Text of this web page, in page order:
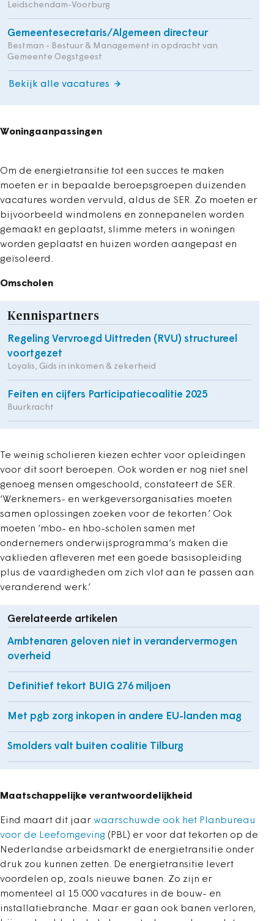
Leidschendam-Voorburg
Gemeentesecretaris/Algemeen directeur
Bestman - Bestuur & Management in opdracht van
Gemeente Oegstgeest
Bekijk alle vacatures
Woningaanpassingen
Om de energietransitie tot een succes te maken
moeten er in bepaalde beroepsgroepen duizenden
vacatures worden vervuld, aldus de SER. Zo moeten er
bijvoorbeeld windmolens en zonnepanelen worden
gemaakt en geplaatst, slimme meters in woningen
worden geplaatst en huizen worden aangepast en
geïsoleerd.
Omscholen
Kennispartners
Regeling Vervroegd Uittreden (RVU) structureel
voortgezet
Loyalis, Gids in inkomen & zekerheid
Feiten en cijfers Participatiecoalitie 2025
Buurkracht
Te weinig scholieren kiezen echter voor opleidingen
voor dit soort beroepen. Ook worden er nog niet snel
genoeg mensen omgeschoold, constateert de SER.
‘Werknemers- en werkgeversorganisaties moeten
samen oplossingen zoeken voor de tekorten.’ Ook
moeten ‘mbo- en hbo-scholen samen met
ondernemers onderwijsprogramma’s maken die
vaklieden afleveren met een goede basisopleiding
plus de vaardigheden om zich vlot aan te passen aan
veranderend werk.’
Gerelateerde artikelen
Ambtenaren geloven niet in verandervermogen
overheid
Definitief tekort BUIG 276 miljoen
Met pgb zorg inkopen in andere EU-landen mag
Smolders valt buiten coalitie Tilburg
Maatschappelijke verantwoordelijkheid
Eind maart dit jaar waarschuwde ook het Planbureau
voor de Leefomgeving (PBL) er voor dat tekorten op de
Nederlandse arbeidsmarkt de energietransitie onder
druk zou kunnen zetten. De energietransitie levert
voordelen op, zoals nieuwe banen. Zo zijn er
momenteel al 15.000 vacatures in de bouw- en
installatiebranche. Maar er gaan ook banen verloren,